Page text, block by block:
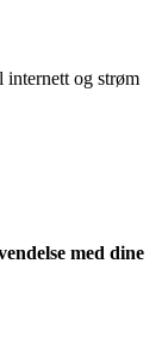
internett og strøm
med dine